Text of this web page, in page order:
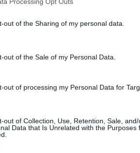
Processing Opt Outs
out of the Sharing of my personal data.
out of the Sale of my Personal Data.
out of processing my Personal Data for
out of Collection, Use, Retention, Sale,
Data that Is Unrelated with the Purposes